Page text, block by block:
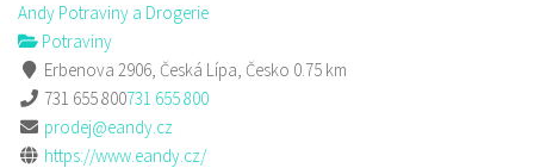
Andy Potraviny a Drogerie
Potraviny
Erbenova 2906, Česká Lípa, Česko 0.75 km
731 655 800731 655 800
prodej@eandy.cz
https://www.eandy.cz/